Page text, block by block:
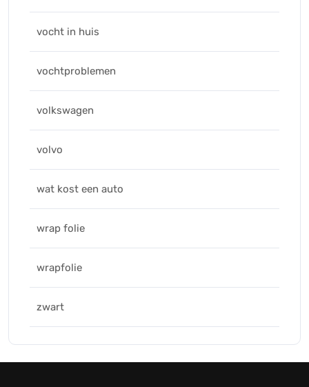
vocht in huis
vochtproblemen
volkswagen
volvo
wat kost een auto
wrap folie
wrapfolie
zwart